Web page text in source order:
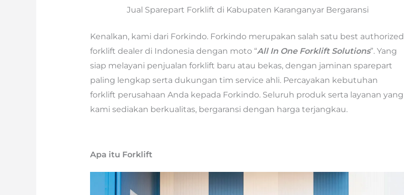
Jual Sparepart Forklift di Kabupaten Karanganyar Bergaransi
Kenalkan, kami dari Forkindo. Forkindo merupakan salah satu best authorized
forklift dealer di Indonesia dengan moto “All In One Forklift Solutions”. Yang
siap melayani penjualan forklift baru atau bekas, dengan jaminan sparepart
paling lengkap serta dukungan tim service ahli. Percayakan kebutuhan
forklift perusahaan Anda kepada Forkindo. Seluruh produk serta layanan yang
kami sediakan berkualitas, bergaransi dengan harga terjangkau.
Apa itu Forklift